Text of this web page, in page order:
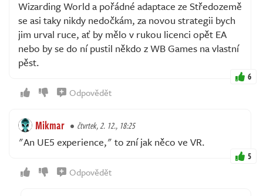
Wizarding World a pořádné adaptace ze Středozemě
se asi taky nikdy nedočkám, za novou strategii bych
jim urval ruce, ať by mělo v rukou licenci opět EA
nebo by se do ní pustil někdo z WB Games na vlastní
pěst.
6
Odpovědět
Mikmar čtvrtek, 2. 12., 18:25
"An UE5 experience," to zní jak něco ve VR.
5
Odpovědět